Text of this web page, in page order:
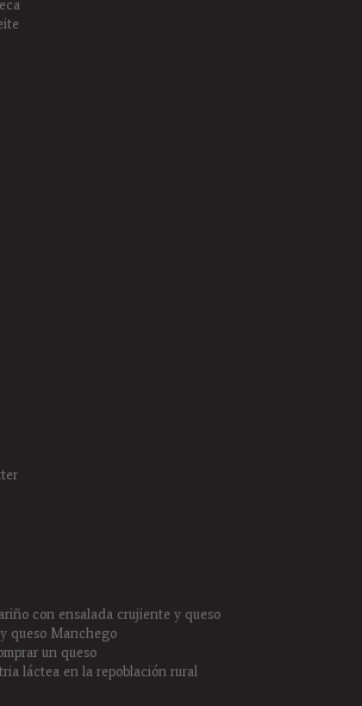
con ensalada crujiente y queso
queso Manchego
un queso
láctea en la repoblación rural